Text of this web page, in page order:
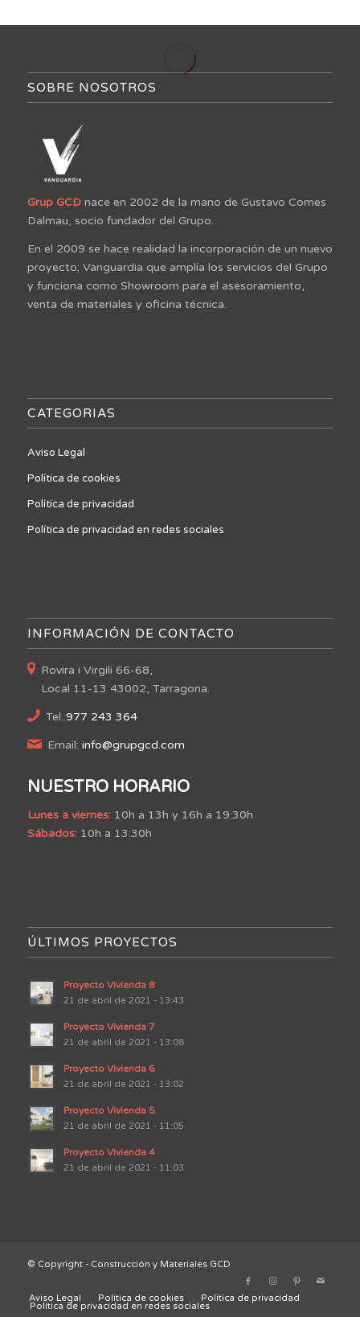
SOBRE NOSOTROS
Grup GCDnace en 2002 de la mano de Gustavo Comes
Dalmau, socio fundador del Grupo.
En el 2009 se hace realidad la incorporación de un nuevo
proyecto; Vanguardia que amplía los servicios del Grupo
y funciona como Showroom para el asesoramiento,
venta de materiales y oficina técnica.
CATEGORIAS
Aviso Legal
Política de cookies
Política de privacidad
Política de privacidad en redes sociales
INFORMACIÓN DE CONTACTO
Rovira i Virgili 66-68,
Local 11-13 43002, Tarragona.
Tel.:977 243 364
Email: info@grupgcd.com
NUESTRO HORARIO
Lunes a viernes:10h a 13h y 16h a 19:30h
Sábados:10h a 13:30h
ÚLTIMOS PROYECTOS
Proyecto Vivienda 8
21 de abril de 2021 - 13:43
Proyecto Vivienda 7
21 de abril de 2021 - 13:08
Proyecto Vivienda 6
21 de abril de 2021 - 13:02
Proyecto Vivienda 5
21 de abril de 2021 - 11:05
Proyecto Vivienda 4
21 de abril de 2021 - 11:03
© Copyright - Construcción y Materiales GCD
Aviso Legal Política de cookies Política de privacidad
Política de privacidad en redes sociales